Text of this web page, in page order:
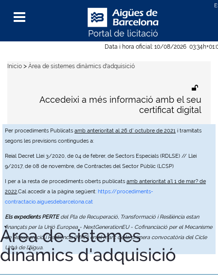
Data i hora oficial: 10/08/2026 03:34h
Per procediments Publicats amb anterioritat al 26 d' octubre de 2021 i tramitats
segons les previsions contingudes a:
Reial Decret Llei 3/2020, de 04 de febrer, de Sectors Especials (RDLSE) // Llei
9/2017, de 08 de novembre, de Contractes del Sector Públic (LCSP)
I per a la resta de procediments oberts publicats amb anterioritat a'l 1 de mar? de
2022,Cal accedir a la pàgina següent: https://procediments-
contractacio.aiguesdebarcelona.cat
Els expedients PERTEdel Pla de Recuperació, Transformació i Resiliència estan
finançats per la Unió Europea - NextGenerationEU - Cofinanciació per el Mecanisme
de Recuperació i Resiliència (MRR) en el marc de la primera convocatòria del Cicle
Urbà de l'Aigua.
Portal de licitació
Menu
Accedeixi a més informació amb el seu
certificat digital
Inicio > Àrea de sistemes dinàmics d'adquisició
Àrea de sistemes
dinàmics d'adquisició